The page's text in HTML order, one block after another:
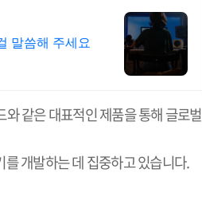
말씀해 주세요
와 같은 대표적인 제품을 통해 글로벌
개발하는 데 집중하고 있습니다.